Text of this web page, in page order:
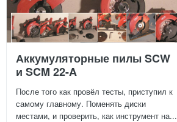
Аккумуляторные пилы SCW
и SCM 22-A
После того как провёл тесты, приступил к
самому главному. Поменять диски
местами, и проверить, как инструмент на...